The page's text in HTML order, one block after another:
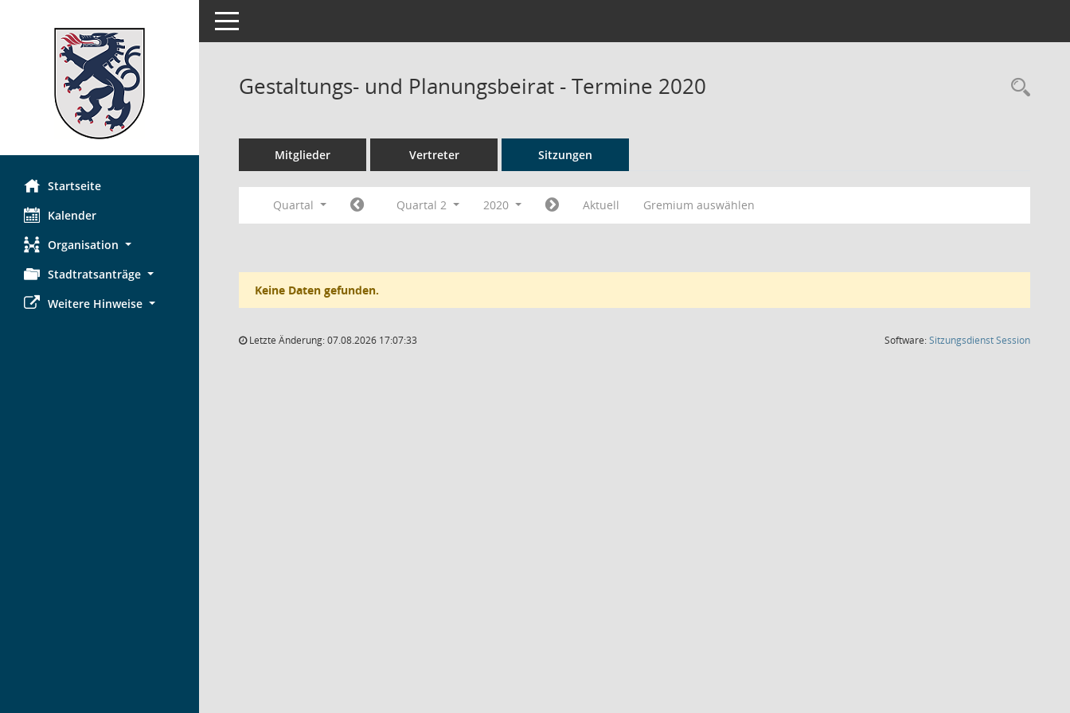
Startseite
Kalender
Organisation
Stadtratsanträge
Weitere Hinweise
Toggle navigation
Gestaltungs- und Planungsbeirat - Termine 2020
Mitglieder Vertreter Sitzungen
Quartal Quartal 2 2020 Aktuell Gremium auswählen
Keine Daten gefunden.
Letzte Änderung: 07.08.2026 17:07:33 Software:SitzungsdienstSession(Wird in